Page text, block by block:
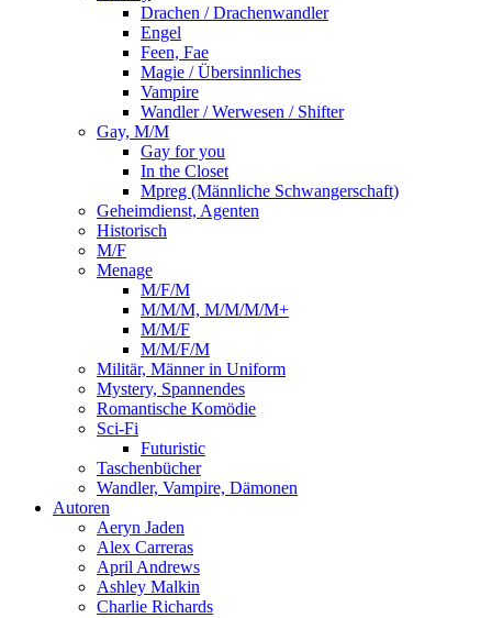
Drachen / Drachenwandler
Engel
Feen, Fae
Magie / Übersinnliches
Vampire
Wandler / Werwesen / Shifter
Gay, M/M
Gay for you
In the Closet
Mpreg (Männliche Schwangerschaft)
Geheimdienst, Agenten
Historisch
M/F
Menage
M/F/M
M/M/M, M/M/M/M+
M/M/F
M/M/F/M
Militär, Männer in Uniform
Mystery, Spannendes
Romantische Komödie
Sci-Fi
Futuristic
Taschenbücher
Wandler, Vampire, Dämonen
Autoren
Aeryn Jaden
Alex Carreras
April Andrews
Ashley Malkin
Charlie Richards